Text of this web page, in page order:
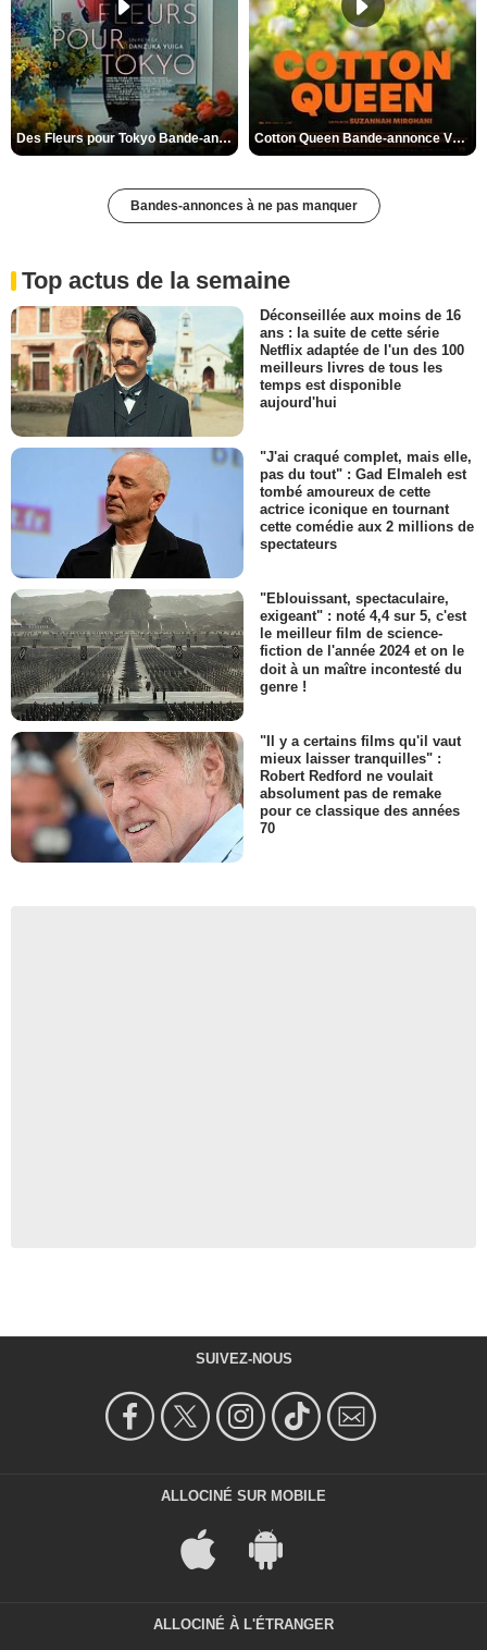
Des Fleurs pour Tokyo Bande-annonce VO STFR Cotton Queen Bande-annonce VO STFR
Bandes-annonces à ne pas manquer
Top actus de la semaine
Déconseillée aux moins de 16
ans : la suite de cette série
Netflix adaptée de l'un des 100
meilleurs livres de tous les
temps est disponible
aujourd'hui
"J'ai craqué complet, mais elle,
pas du tout" : Gad Elmaleh est
tombé amoureux de cette
actrice iconique en tournant
cette comédie aux 2 millions de
spectateurs
"Eblouissant, spectaculaire,
exigeant" : noté 4,4 sur 5, c'est
le meilleur film de science-
fiction de l'année 2024 et on le
doit à un maître incontesté du
genre !
"Il y a certains films qu'il vaut
mieux laisser tranquilles" :
Robert Redford ne voulait
absolument pas de remake
pour ce classique des années
70
SUIVEZ-NOUS
ALLOCINÉ SUR MOBILE
ALLOCINÉ À L'ÉTRANGER